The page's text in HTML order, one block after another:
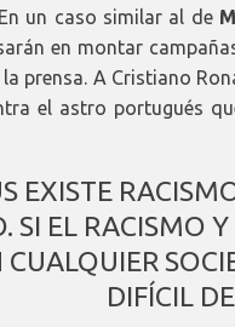
un caso similar al de
en montar
la prensa. A Cristiano
el astro portugués
EXISTE
SI EL RACISMO
CUALQUIER
DIFÍCIL